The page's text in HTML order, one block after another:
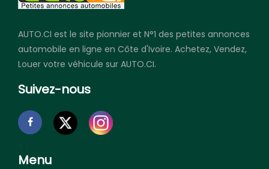
AUTO.CI est le site pionnier et N°1 des petites annonces
automobile en ligne en Côte d'Ivoire. Achetez, Vendez,
Louer votre véhicule sur AUTO.CI.
Suivez-nous
Menu